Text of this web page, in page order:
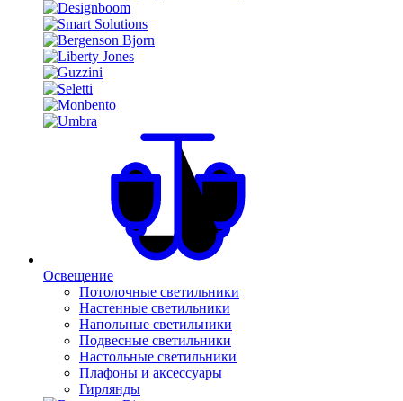
Освещение
Потолочные светильники
Настенные светильники
Напольные светильники
Подвесные светильники
Настольные светильники
Плафоны и аксессуары
Гирлянды